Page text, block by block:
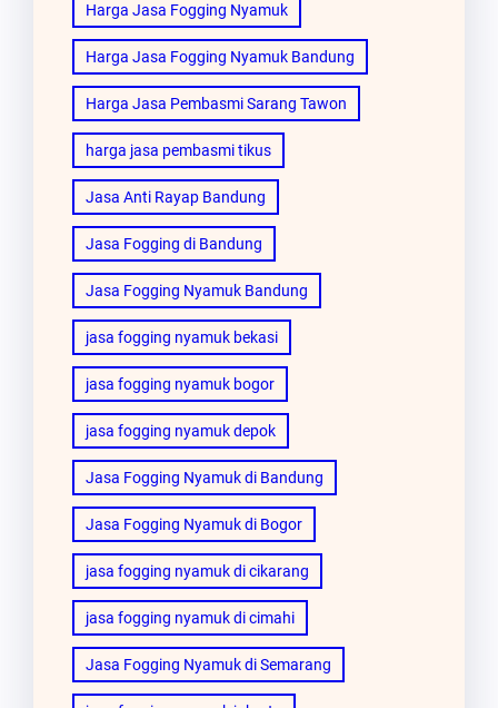
Harga Jasa Fogging Nyamuk
Harga Jasa Fogging Nyamuk Bandung
Harga Jasa Pembasmi Sarang Tawon
harga jasa pembasmi tikus
Jasa Anti Rayap Bandung
Jasa Fogging di Bandung
Jasa Fogging Nyamuk Bandung
jasa fogging nyamuk bekasi
jasa fogging nyamuk bogor
jasa fogging nyamuk depok
Jasa Fogging Nyamuk di Bandung
Jasa Fogging Nyamuk di Bogor
jasa fogging nyamuk di cikarang
jasa fogging nyamuk di cimahi
Jasa Fogging Nyamuk di Semarang